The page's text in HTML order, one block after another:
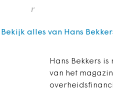
r
Hans Bekkers
van het
Bekijk alles van Hans